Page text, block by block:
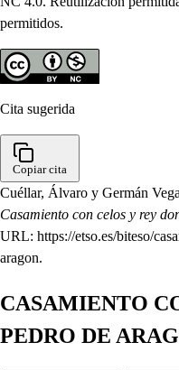
permitidos.
Cita sugerida
Copiar cita
Cuéllar, Álvaro y Germán
Casamiento con celos y rey
URL: https://etso.es/biteso/
aragon.
CASAMIENTO
PEDRO DE